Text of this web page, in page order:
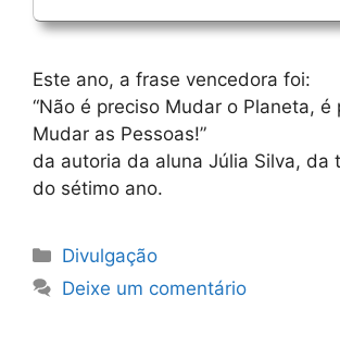
Este ano, a frase vencedora foi:
“Não é preciso Mudar o Planeta, é
Mudar as Pessoas!”
da autoria da aluna Júlia Silva, da
do sétimo ano.
Categorias
Divulgação
Deixe um comentário